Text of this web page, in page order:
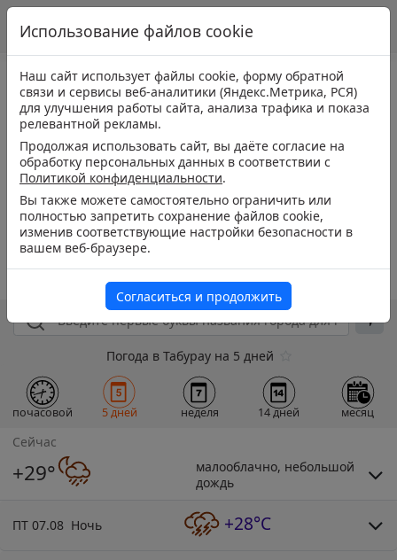
Погода в Табурау на 5 дней
почасовой 5 дней неделя 14 дней месяц
Сейчас
+29°
малооблачно, небольшой
дождь
ПТ 07.08 Ночь +28°C
Использование файлов cookie
Наш сайт использует файлы cookie, форму обратной
связи и сервисы веб-аналитики (Яндекс.Метрика, РСЯ)
для улучшения работы сайта, анализа трафика и показа
релевантной рекламы.
Продолжая использовать сайт, вы даёте согласие на
обработку персональных данных в соответствии с
Политикой конфиденциальности.
Вы также можете самостоятельно ограничить или
полностью запретить сохранение файлов cookie,
изменив соответствующие настройки безопасности в
вашем веб-браузере.
Согласиться и продолжить